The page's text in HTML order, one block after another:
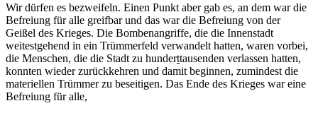
Wir dürfen es bezweifeln. Einen Punkt aber gab es, an dem war die
Befreiung für alle greifbar und das war die Befreiung von der
Geißel des Krieges. Die Bombenangriffe, die die Innenstadt
weitestgehend in ein Trümmerfeld verwandelt hatten, waren vorbei,
die Menschen, die die Stadt zu hunderttausenden verlassen hatten,
konnten wieder zurückkehren und damit beginnen, zumindest die
materiellen Trümmer zu beseitigen. Das Ende des Krieges war eine
Befreiung für alle,